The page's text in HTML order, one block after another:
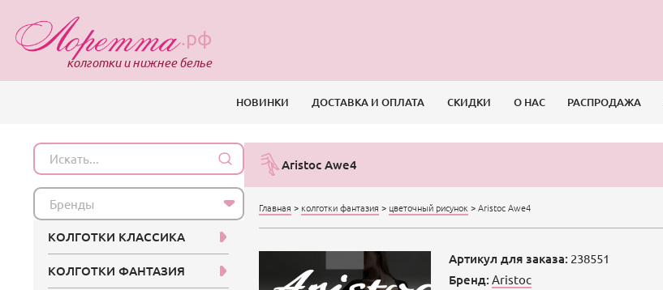
.рф
колготки и нижнее белье
НОВИНКИ ДОСТАВКА И ОПЛАТА СКИДКИ О НАС РАСПРОДАЖА
Aristoc Awe4
Главная > колготки фантазия > цветочный рисунок > Aristoc Awe4
Артикул для заказа: 238551
Бренд: Aristoc
Бренды
КОЛГОТКИ КЛАССИКА
КОЛГОТКИ ФАНТАЗИЯ